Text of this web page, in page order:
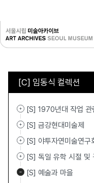
[C] 임동식 컬렉션
[S] 1970년대 작업 관
[S] 금강현대미술제
[S] 야투자연미술연구
[S] 독일 유학 시절 및
[S] 예술과 마을